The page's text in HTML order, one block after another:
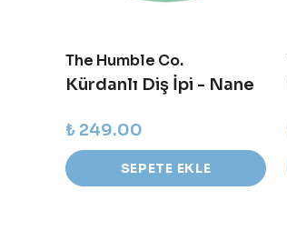
The Humble Co.
Kürdanlı Diş İpi - Nane
₺ 249.00
SEPETE EKLE